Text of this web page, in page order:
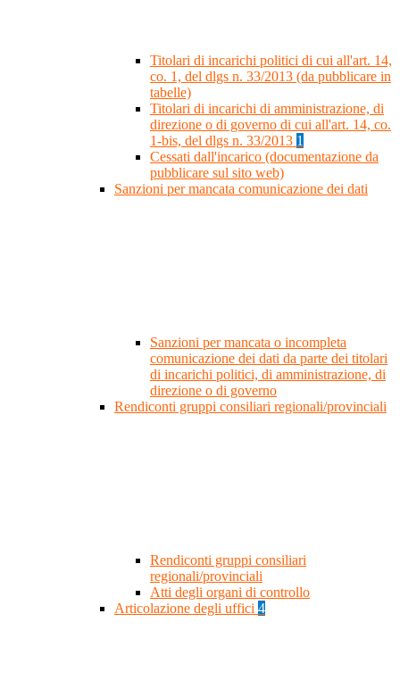
Titolari di incarichi politici di cui all'art. 14,
co. 1, del dlgs n. 33/2013 (da pubblicare in
tabelle)
Titolari di incarichi di amministrazione, di
direzione o di governo di cui all'art. 14, co.
1-bis, del dlgs n. 33/2013 1
Cessati dall'incarico (documentazione da
pubblicare sul sito web)
Sanzioni per mancata comunicazione dei dati
Sanzioni per mancata o incompleta
comunicazione dei dati da parte dei titolari
di incarichi politici, di amministrazione, di
direzione o di governo
Rendiconti gruppi consiliari regionali/provinciali
Rendiconti gruppi consiliari
regionali/provinciali
Atti degli organi di controllo
Articolazione degli uffici 4